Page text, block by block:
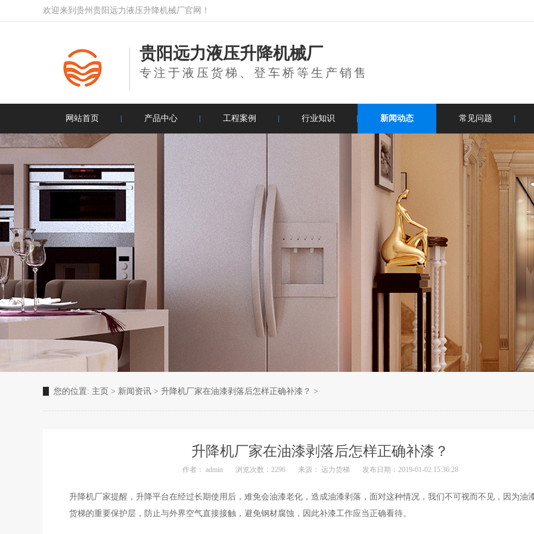
欢迎来到贵州贵阳远力液压升降机械厂官网！
贵阳远力液压升降机械厂
专注于液压货梯、登车桥等生产销售
网站首页 产品中心 工程案例 行业知识 新闻动态 常见问题
您的位置: 主页 > 新闻资讯 > 升降机厂家在油漆剥落后怎样正确补漆？ >
升降机厂家在油漆剥落后怎样正确补漆？
作者： admin 浏览次数：2296 来源： 远力货梯 发布日期：2019-01-02 15:36:28
升降机厂家提醒，升降平台在经过长期使用后，难免会油漆老化，造成油漆剥落，面对这种情况，我们不可视而不见，因为油
货梯的重要保护层，防止与外界空气直接接触，避免钢材腐蚀，因此补漆工作应当正确看待。